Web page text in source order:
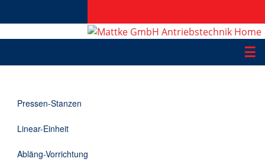
☰
Applikationen
Informationen
Downloads
Pressen-Stanzen
Linear-Einheit
Abläng-Vorrichtung